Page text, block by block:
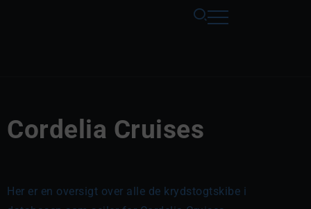
Cordelia Cruises
Her er en oversigt over alle de krydstogtskibe i